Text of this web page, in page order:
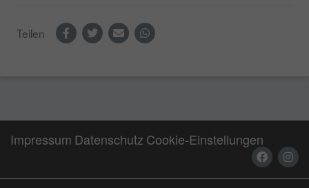
Teilen
Impressum Datenschutz Cookie-Einstellungen